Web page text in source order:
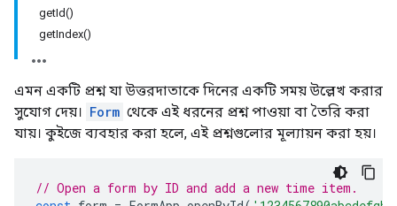
getId()
getIndex()
এমন একটি প্রশ্ন যা উত্তরদাতাকে দিনের একটি সময় উল্লেখ করার
সুযোগ দেয়। Form থেকে এই ধরনের প্রশ্ন পাওয়া বা তৈরি করা
যায়। কুইজে ব্যবহার করা হলে, এই প্রশ্নগুলোর মূল্যায়ন করা হয়।
// Open a form by ID and add a new time item.